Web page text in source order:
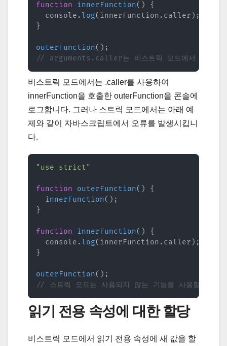
function innerFunction( )
{
  console
. log( innerFunction . caller ) ;
}
outerFunction( ) ;
// arguments.caller는 비스트릭 모드에서 오류 없
비스트릭 모드에서는 .caller를 사용하여
innerFunction을 호출한 outerFunction을 콘솔에
로그합니다. 그러나 스트릭 모드에서는 아래 예
제와 같이 자바스크립트에서 오류를 발생시킵니
다.
"use strict"
function outerFunction( )
{
innerFunction( ) ;
}
function innerFunction( )
{
  console
. log( innerFunction . caller ) ;
}
outerFunction( ) ;
// 스트릭 모드는 사용되지 않는 기능을 사용할 때
읽기 전용 속성에 대한 할당
비스트릭 모드에서 읽기 전용 속성에 새 값을 할